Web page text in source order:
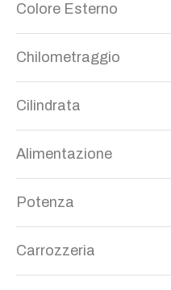
Colore Esterno
Chilometraggio
Cilindrata
Alimentazione
Potenza
Carrozzeria